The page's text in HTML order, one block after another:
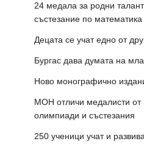
24 медала за родни
състезание по
Децата се учат едно от
Бургас дава думата на
Ново монографично
МОН отличи медалисти от
олимпиади и състезания
250 ученици учат и